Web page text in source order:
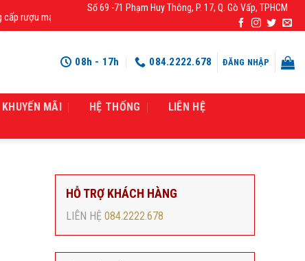
rượu mạnh chính hãng, rượu vang nhập khẩu cao cấp chính hãng giá rẻ số 1
Số 69 -71 Phạm Huy Thông, P. 17, Q. Gò Vấp, TPHCM
08h - 17h 084.2222.678 ĐĂNG NHẬP
KHUYẾN MÃI HỆ THỐNG
LIÊN HỆ
HỖ TRỢ KHÁCH HÀNG
LIÊN HỆ 084.2222.678